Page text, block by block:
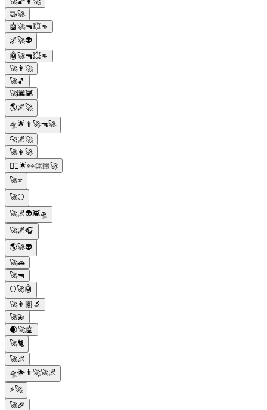
🤝🚀
🤖🚀🔫💥👊
🌌🚀👽
🤖🚀🔫💥👊
🚀👩‍🚀
🚀🎵
🚀🌆👾
🌎🌌🚀
🛸🌟👨‍🚀🔫🚀
🐆🌌🚀
🚀👩‍🚀
🏃‍♂️🌟👀👏🏼🚀
🚀⭐️
🚀🌕
🚀🌌👽👾🛸
🚀🌌🎧
🌎🚀👽
🚀🚗
🚀🔫
🌕🚀🤖
🚀👨🏽‍🔬
🚀💫
🌒🚀🤖
🚀🐈
🚀🌌
🛸🌟👨‍🚀🚀🌌
⚡🚀
🚀🎉